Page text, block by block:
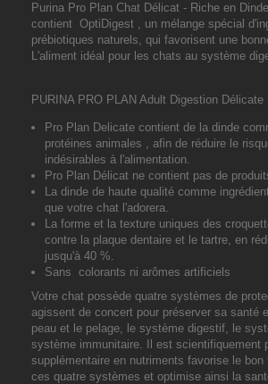
Purina Pro Plan Chat Délicat - Riche en Dinde
contient OptiDigest , un mélange spécial
prébiotiques naturels, qui favorisent une
L'aliment idéal pour les chats au système
PURINA PRO PLAN Adult Digestion Délicate
Pro Plan Delicate contient de la dinde
protéines animales , afin de réduire le
indésirables à l'alimentation.
Pro Plan Délicat ne contient pas de
La dinde de haute qualité comme
que votre chat l'adorera.
La forme et la texture uniques des
contre la plaque dentaire et le tartre, en
jusqu'à 40 %.
Sans colorants ni arômes artificiels
Votre chat possède quatre systèmes de
agissent de concert pour préserver sa santé
peau et le pelage, le système digestif, le
système immunitaire. Il est scientifiquement
supplémentaire en nutriments favorise le bon
ces quatre systèmes et optimise ainsi la